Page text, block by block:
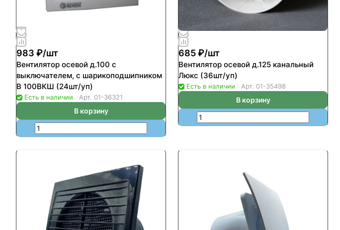
983 ₽/шт
Вентилятор осевой д.100 с
выключателем, с шарикоподшипником
B 100ВКШ (24шт/уп)
Есть в наличии Арт. 01-36321
В корзину
685 ₽/шт
Вентилятор осевой д.125 канальный
Люкс (36шт/уп)
Есть в наличии Арт. 01-35498
В корзину